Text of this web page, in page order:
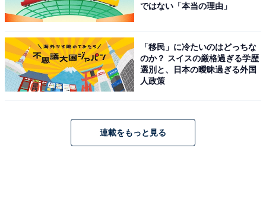
ではない「本当の理由」
「移民」に冷たいのはどっちな
のか？ スイスの厳格過ぎる学歴
選別と、日本の曖昧過ぎる外国
人政策
連載をもっと見る